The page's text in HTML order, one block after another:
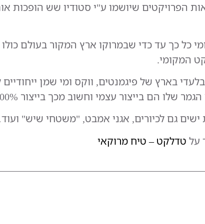
הפרויקטים שיושמו ע"י סטודיו שש
כל כך עד כדי שבמרוקו ארץ המקור בעולם
המקומי.
בארץ של פיגמנטים, ווקס ומי שמן
הם בייצור עצמי וחשוב מכך בייצור 100% כחול לבן!
גם לכיורים, אגני אמבט, "משטחי שיש"
על טדלקט – טיח מרוקאי